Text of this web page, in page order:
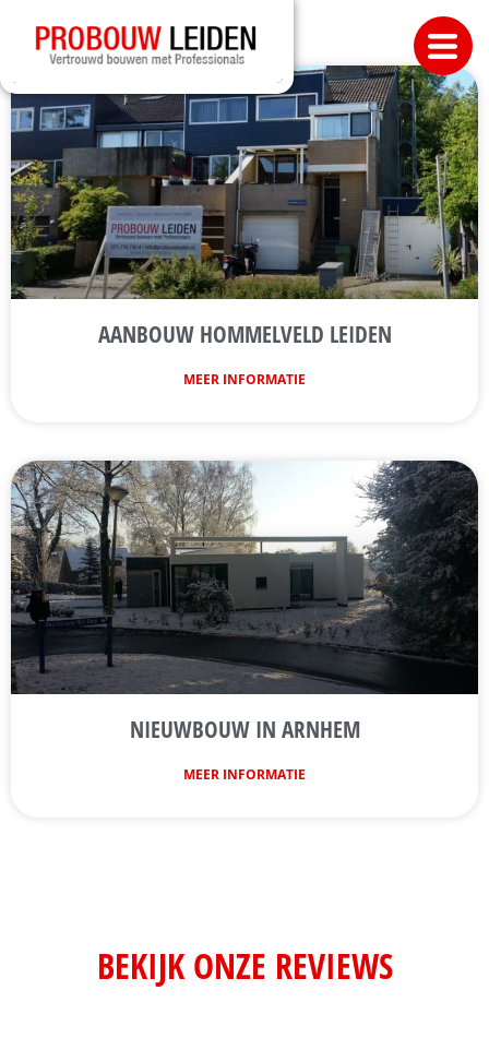
AANBOUW HOMMELVELD LEIDEN
MEER INFORMATIE
NIEUWBOUW IN ARNHEM
MEER INFORMATIE
BEKIJK ONZE REVIEWS